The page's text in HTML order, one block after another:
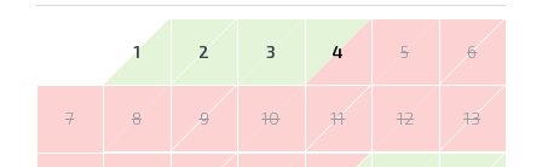
1 2 3 4 5 6
7 8 9 10 11 12 13